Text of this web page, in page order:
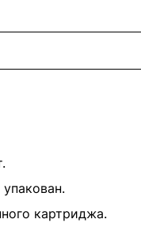
картриджа.